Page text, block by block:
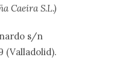
Caeira S.L.)
s/n
(Valladolid).